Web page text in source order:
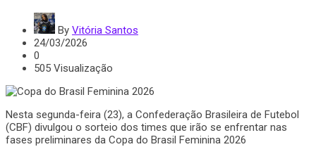
By Vitória Santos
24/03/2026
0
505 Visualização
Nesta segunda-feira (23), a Confederação Brasileira de Futebol
(CBF) divulgou o sorteio dos times que irão se enfrentar nas
fases preliminares da Copa do Brasil Feminina 2026